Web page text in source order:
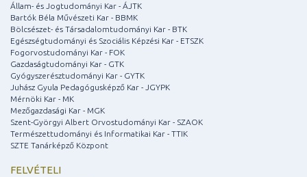
Állam- és Jogtudományi Kar - ÁJTK
Bartók Béla Művészeti Kar - BBMK
Bölcsészet- és Társadalomtudományi Kar - BTK
Egészségtudományi és Szociális Képzési Kar - ETSZK
Fogorvostudományi Kar - FOK
Gazdaságtudományi Kar - GTK
Gyógyszerésztudományi Kar - GYTK
Juhász Gyula Pedagógusképző Kar - JGYPK
Mérnöki Kar - MK
Mezőgazdasági Kar - MGK
Szent-Györgyi Albert Orvostudományi Kar - SZAOK
Természettudományi és Informatikai Kar - TTIK
SZTE Tanárképző Központ
FELVÉTELI